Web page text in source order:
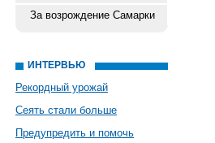
За возрождение Самарки
ИНТЕРВЬЮ
Рекордный урожай
Сеять стали больше
Предупредить и помочь